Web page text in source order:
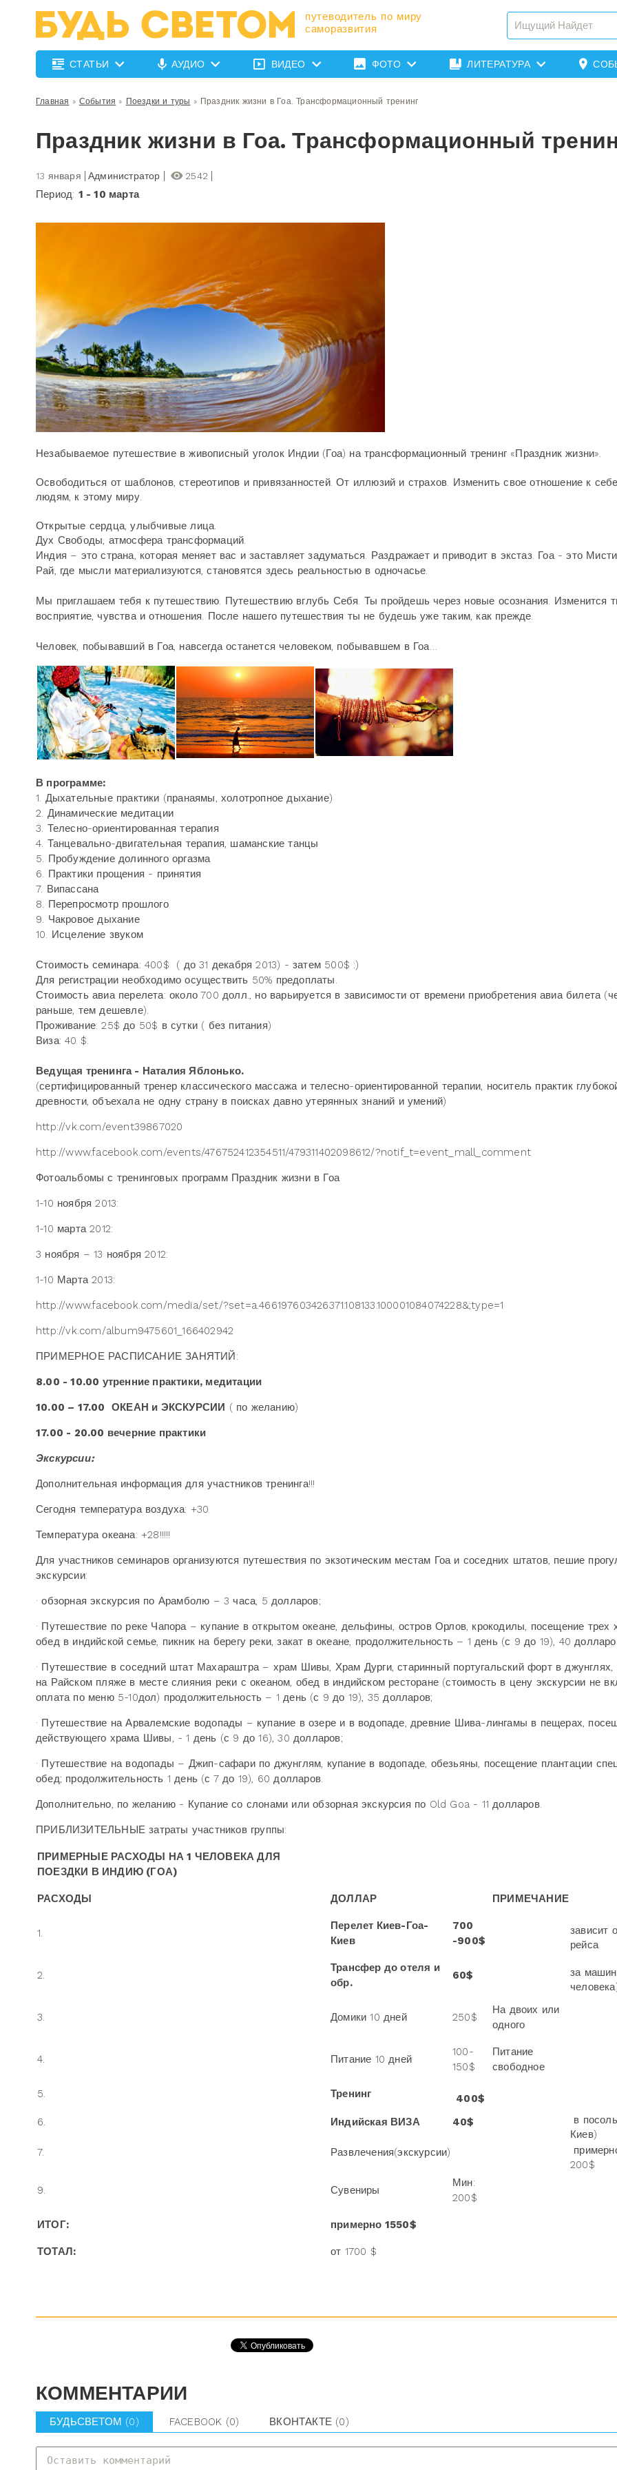
путеводитель по миру
саморазвития
СТАТЬИ АУДИО ВИДЕО ФОТО ЛИТЕРАТУРА
Главная » События » Поездки и туры » Праздник жизни в Гоа. Трансформационный тренинг
Праздник жизни в Гоа. Трансформационный
13 января Администратор 2542
Период: 1 - 10 марта
Незабываемое путешествие в живописный уголок Индии (Гоа) на трансформационный тренинг «Праздник жизни».
Освободиться от шаблонов, стереотипов и привязанностей. От иллюзий и страхов. Изменить свое отношение к
людям, к этому миру.
Открытые сердца, улыбчивые лица.
Дух Свободы, атмосфера трансформаций.
Индия – это страна, которая меняет вас и заставляет задуматься. Раздражает и приводит в экстаз. Гоа - это
Рай, где мысли материализуются, становятся здесь реальностью в одночасье.
Мы приглашаем тебя к путешествию. Путешествию вглубь Себя. Ты пройдешь через новые осознания. Изменится
восприятие, чувства и отношения. После нашего путешествия ты не будешь уже таким, как прежде.
Человек, побывавший в Гоа, навсегда останется человеком, побывавшем в Гоа…
В программе:
1. Дыхательные практики (пранаямы, холотропное дыхание)
2. Динамические медитации
3. Телесно-ориентированная терапия
4. Танцевально-двигательная терапия, шаманские танцы
5. Пробуждение долинного оргазма
6. Практики прощения - принятия
7. Випассана
8. Перепросмотр прошлого
9. Чакровое дыхание
10. Исцеление звуком
Стоимость семинара: 400$ ( до 31 декабря 2013) - затем 500$ :)
Для регистрации необходимо осуществить 50% предоплаты.
Стоимость авиа перелета: около 700 долл., но варьируется в зависимости от времени приобретения авиа билета
раньше, тем дешевле).
Проживание: 25$ до 50$ в сутки ( без питания)
Виза: 40 $.
Ведущая тренинга - Наталия Яблонько.
(сертифицированный тренер классического массажа и телесно-ориентированной терапии, носитель практик
древности, объехала не одну страну в поисках давно утерянных знаний и умений)
http://vk.com/event39867020
http://www.facebook.com/events/476752412354511/479311402098612/?notif_t=event_mall_comment
Фотоальбомы с тренинговых программ Праздник жизни в Гоа
1-10 ноября 2013:
1-10 марта 2012:
3 ноября – 13 ноября 2012:
1-10 Марта 2013:
http://www.facebook.com/media/set/?set=a.466197603426371.108133.100001084074228&;type=1
http://vk.com/album9475601_166402942
ПРИМЕРНОЕ РАСПИСАНИЕ ЗАНЯТИЙ:
8.00 - 10.00 утренние практики, медитации
10.00 – 17.00 ОКЕАН и ЭКСКУРСИИ ( по желанию)
17.00 - 20.00 вечерние практики
Экскурсии:
Дополнительная информация для участников тренинга!!!
Сегодня температура воздуха: +30
Температура океана: +28!!!!!
Для участников семинаров организуются путешествия по экзотическим местам Гоа и соседних штатов, пешие
экскурсии:
· обзорная экскурсия по Арамболю – 3 часа, 5 долларов;
· Путешествие по реке Чапора – купание в открытом океане, дельфины, остров Орлов, крокодилы, посещение трех
обед в индийской семье, пикник на берегу реки, закат в океане, продолжительность – 1 день (с 9 до 19), 40
· Путешествие в соседний штат Махараштра – храм Шивы, Храм Дурги, старинный португальский форт в джунглях,
на Райском пляже в месте слияния реки с океаном, обед в индийском ресторане (стоимость в цену экскурсии не
оплата по меню 5-10дол) продолжительность – 1 день (с 9 до 19), 35 долларов;
· Путешествие на Арвалемские водопады – купание в озере и в водопаде, древние Шива-лингамы в пещерах,
действующего храма Шивы, - 1 день (с 9 до 16), 30 долларов;
· Путешествие на водопады – Джип-сафари по джунглям, купание в водопаде, обезьяны, посещение плантации
обед; продолжительность 1 день (с 7 до 19), 60 долларов.
Дополнительно, по желанию - Купание со слонами или обзорная экскурсия по Old Goa - 11 долларов.
ПРИБЛИЗИТЕЛЬНЫЕ затраты участников группы:
ПРИМЕРНЫЕ РАСХОДЫ НА 1 ЧЕЛОВЕКА ДЛЯ
ПОЕЗДКИ В ИНДИЮ (ГОА)
РАСХОДЫ ДОЛЛАР ПРИМЕЧАНИЕ
1.
Перелет Киев-Гоа-
Киев
700
-900$
зависит
рейса
2.
Трансфер до отеля и
обр.
60$
за
3. Домики 10 дней 250$
На двоих или
одного
4. Питание 10 дней
100-
150$
Питание
свободное
5. Тренинг
400$
6.
Индийская ВИЗА 40$
в
Киев)
7.
Развлечения(экскурсии)
200$
9. Сувениры
Мин:
200$
ИТОГ: примерно 1550$
ТОТАЛ: от 1700 $
КОММЕНТАРИИ
БУДЬСВЕТОМ (0) FACEBOOK (0) ВКОНТАКТЕ (0)